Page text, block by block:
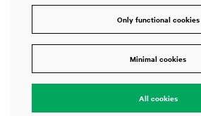
Only functional cookies
Minimal cookies
All cookies